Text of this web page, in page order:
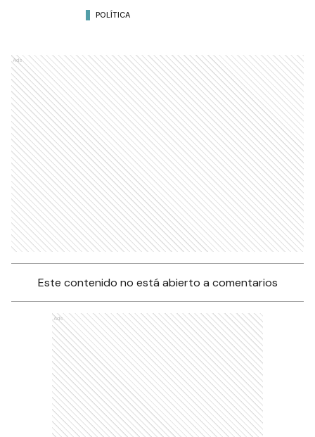
POLÍTICA
Ads
Este contenido no está abierto a comentarios
Ads